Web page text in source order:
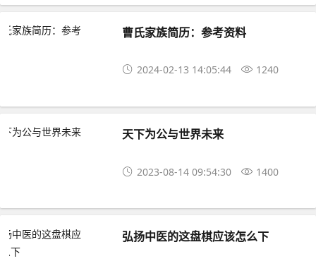
曹氏家族简历：参考资料
2024-02-13 14:05:44 1240
​​​​​​​天下为公与世界未来
2023-08-14 09:54:30 1400
弘扬中医的这盘棋应该怎么下